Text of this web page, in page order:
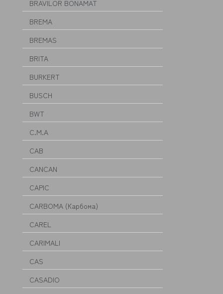
BRAVILOR BONAMAT
BREMA
BREMAS
BRITA
BURKERT
BUSCH
BWT
C.M.A
CAB
CANCAN
CAPIC
CARBOMA (Карбома)
CAREL
CARIMALI
CAS
CASADIO